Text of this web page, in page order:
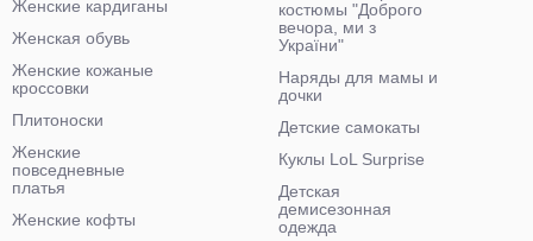
Женские кардиганы
Женская обувь
Женские кожаные
кроссовки
Плитоноски
Женские
повседневные
платья
Женские кофты
костюмы "Доброго
вечора, ми з
України"
Наряды для мамы и
дочки
Детские самокаты
Куклы LoL Surprise
Детская
демисезонная
одежда